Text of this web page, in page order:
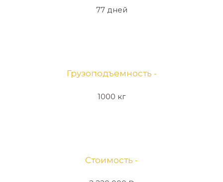
77 дней
Грузоподъемность -
1000 кг
Стоимость -